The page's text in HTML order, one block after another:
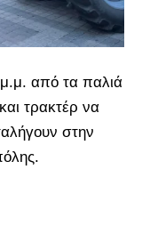
μ.μ. από τα παλιά
τρακτέρ να
στην